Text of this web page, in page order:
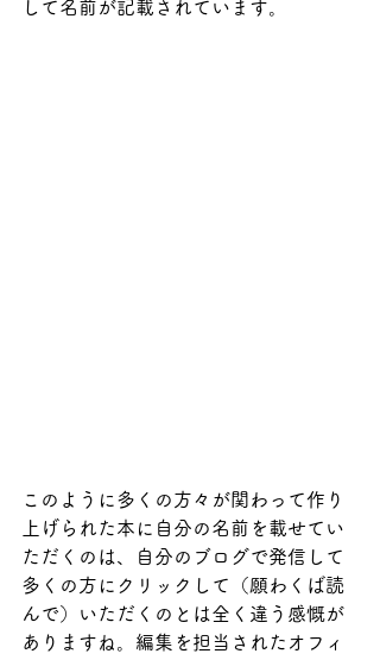
して名前が記載されています。
このように多くの方々が関わって作り
上げられた本に自分の名前を載せてい
ただくのは、自分のブログで発信して
多くの方にクリックして（願わくば読
んで）いただくのとは全く違う感慨が
ありますね。編集を担当されたオフィ